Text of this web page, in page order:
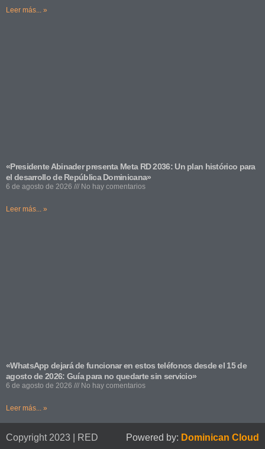
Leer más... »
«Presidente Abinader presenta Meta RD 2036: Un plan histórico para
el desarrollo de República Dominicana»
6 de agosto de 2026 No hay comentarios
Leer más... »
«WhatsApp dejará de funcionar en estos teléfonos desde el 15 de
agosto de 2026: Guía para no quedarte sin servicio»
6 de agosto de 2026 No hay comentarios
Leer más... »
Copyright 2023 | RED
Powered by: Dominican Cloud